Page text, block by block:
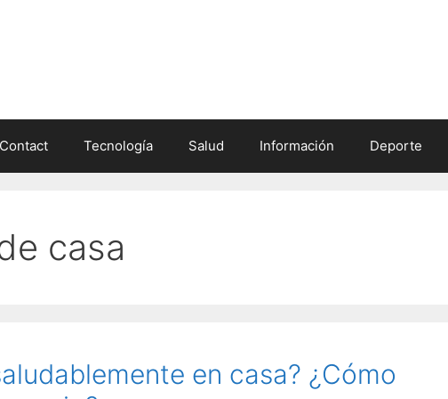
Contact Tecnología Salud Información Deporte
casa
en casa? ¿Cómo